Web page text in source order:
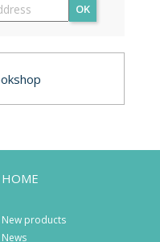
OK
HOME
New products
News